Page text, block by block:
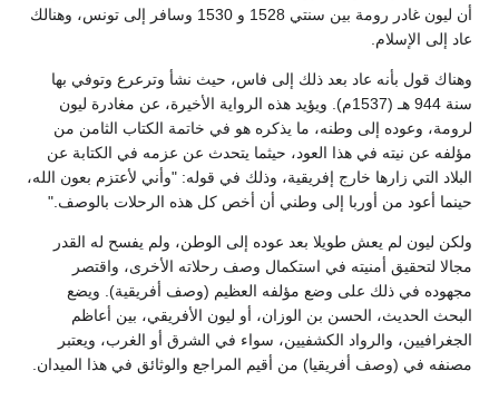
أن ليون غادر رومة بين سنتي 1528 و 1530 وسافر إلى تونس، وهنالك
عاد إلى الإسلام.
وهناك قول بأنه عاد بعد ذلك إلى فاس، حيث نشأ وترعرع وتوفي بها
سنة 944 هـ (1537م). ويؤيد هذه الرواية الأخيرة، عن مغادرة ليون
لرومة، وعوده إلى وطنه، ما يذكره هو في خاتمة الكتاب الثامن من
مؤلفه عن نيته في هذا العود، حيثما يتحدث عن عزمه في الكتابة عن
البلاد التي زارها خارج إفريقية، وذلك في قوله: "وأني لأعتزم بعون الله،
حينما أعود من أوربا إلى وطني أن أخص كل هذه الرحلات بالوصف."
ولكن ليون لم يعش طويلا بعد عوده إلى الوطن، ولم يفسح له القدر
مجالا لتحقيق أمنيته في استكمال وصف رحلاته الأخرى، واقتصر
مجهوده في ذلك على وضع مؤلفه العظيم (وصف أفريقية). ويضع
البحث الحديث، الحسن بن الوزان، أو ليون الأفريقي، بين أعاظم
الجغرافيين، والرواد الكشفيين، سواء في الشرق أو الغرب، ويعتبر
مصنفه في (وصف أفريقيا) من أقيم المراجع والوثائق في هذا الميدان.